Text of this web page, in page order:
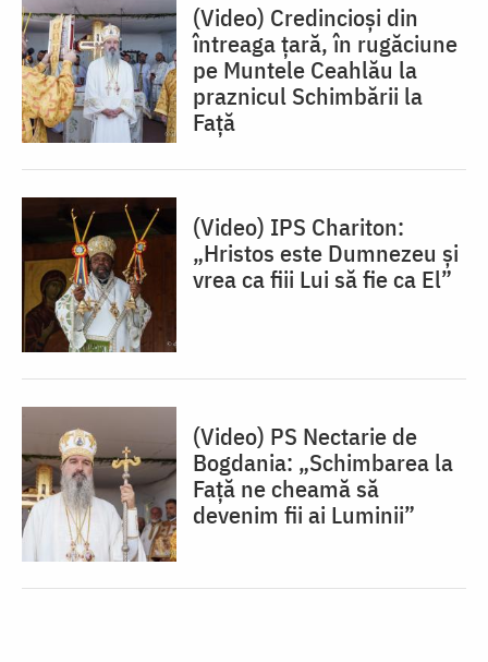
(Video) Credincioși din
întreaga țară, în rugăciune
pe Muntele Ceahlău la
praznicul Schimbării la
Față
(Video) IPS Chariton:
„Hristos este Dumnezeu și
vrea ca fiii Lui să fie ca El”
(Video) PS Nectarie de
Bogdania: „Schimbarea la
Față ne cheamă să
devenim fii ai Luminii”